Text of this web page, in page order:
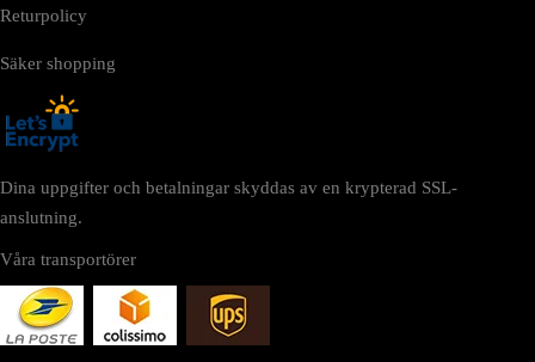
Returpolicy
Säker shopping
Dina uppgifter och betalningar skyddas av en krypterad SSL-
anslutning.
Våra transportörer